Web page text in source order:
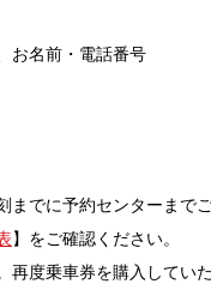
お名前・電話番号
でに予約センターまでご
】をご確認ください。
度乗車券を購入してい